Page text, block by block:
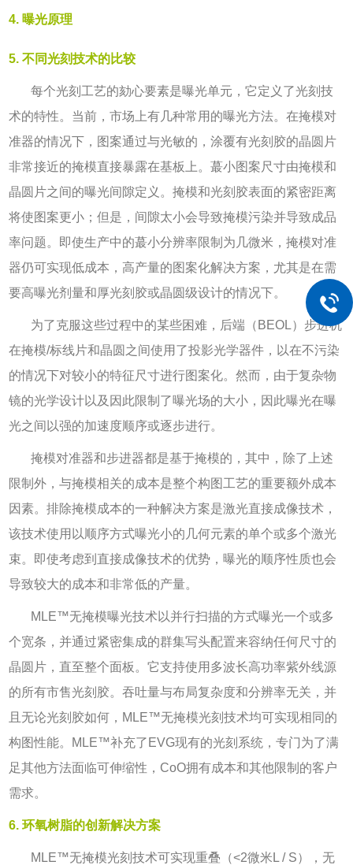
4. 曝光原理
5. 不同光刻技术的比较
每个光刻工艺的劾心要素是曝光单元，它定义了光刻技
术的特性。当前，市场上有几种常用的曝光方法。在掩模对
准器的情况下，图案通过与光敏的，涂覆有光刻胶的晶圆片
非常接近的掩模直接暴露在基板上。蕞小图案尺寸由掩模和
晶圆片之间的曝光间隙定义。掩模和光刻胶表面的紧密距离
将使图案更小；但是，间隙太小会导致掩模污染并导致成品
率问题。即使生产中的蕞小分辨率限制为几微米，掩模对准
器仍可实现低成本，高产量的图案化解决方案，尤其是在需
要高曝光剂量和厚光刻胶或晶圆级设计的情况下。
为了克服这些过程中的某些困难，后端（ BEOL）步进机
在掩模/标线片和晶圆之间使用了投影光学器件，以在不污染
的情况下对较小的特征尺寸进行图案化。然而，由于复杂物
镜的光学设计以及因此限制了曝光场的大小，因此曝光在曝
光之间以强的加速度顺序或逐步进行。
掩模对准器和步进器都是基于掩模的，其中，除了上述
限制外，与掩模相关的成本是整个构图工艺的重要额外成本
因素。排除掩模成本的一种解决方案是激光直接成像技术，
该技术使用以顺序方式曝光小的几何元素的单个或多个激光
束。即使考虑到直接成像技术的优势，曝光的顺序性质也会
导致较大的成本和非常低的产量。
MLE™无掩模曝光技术以并行扫描的方式曝光一个或多
个宽条，并通过紧密集成的群集写头配置来容纳任何尺寸的
晶圆片，直至整个面板。它支持使用多波长高功率紫外线源
的所有市售光刻胶。吞吐量与布局复杂度和分辨率无关，并
且无论光刻胶如何， MLE™无掩模光刻技术均可实现相同的
构图性能。
MLE™补充了 EVG现有的光刻系统，专门为了满
足其他方法面临可伸缩性， CoO拥有成本和其他限制的客户
需求。
6. 环氧树脂的创新解决方案
MLE™无掩模光刻技术可实现重叠（<2微米 L / S），无